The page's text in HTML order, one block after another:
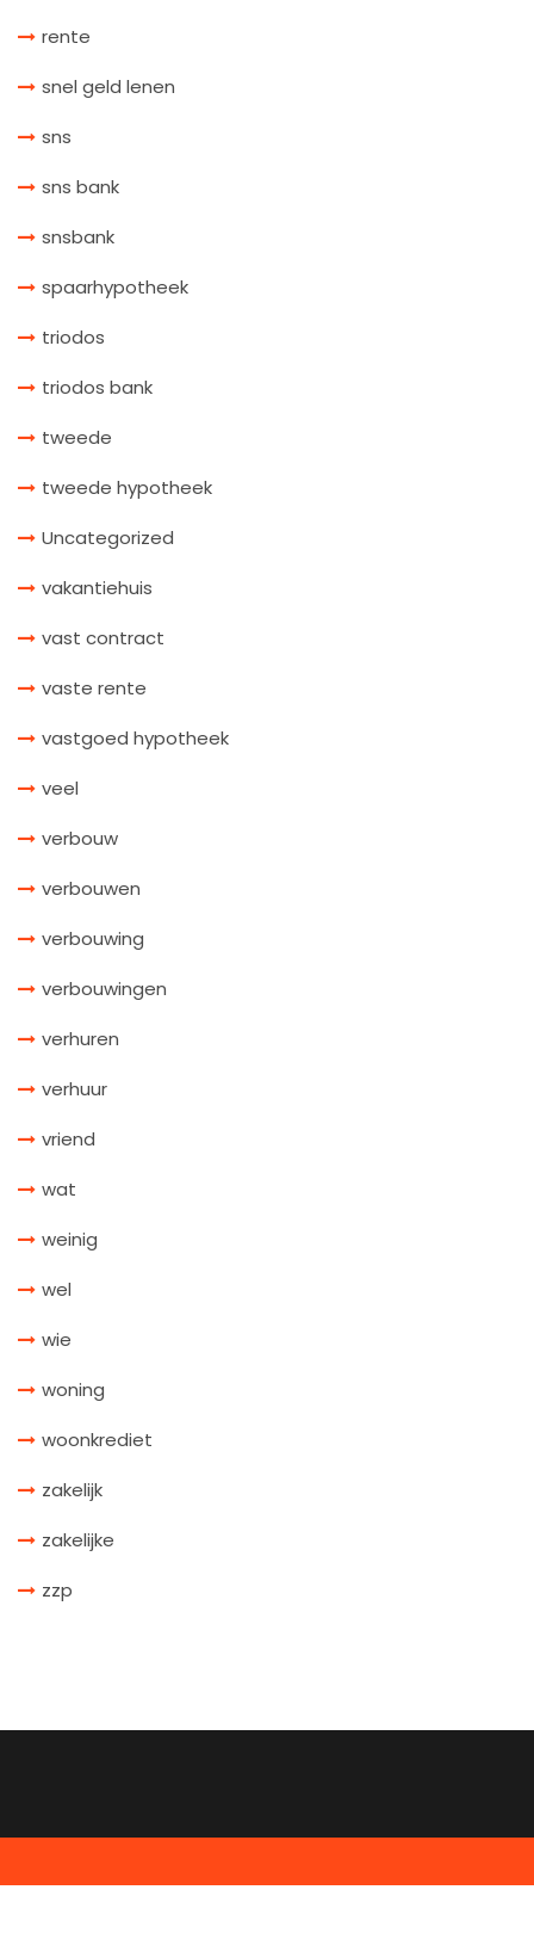
rente
snel geld lenen
sns
sns bank
snsbank
spaarhypotheek
triodos
triodos bank
tweede
tweede hypotheek
Uncategorized
vakantiehuis
vast contract
vaste rente
vastgoed hypotheek
veel
verbouw
verbouwen
verbouwing
verbouwingen
verhuren
verhuur
vriend
wat
weinig
wel
wie
woning
woonkrediet
zakelijk
zakelijke
zzp